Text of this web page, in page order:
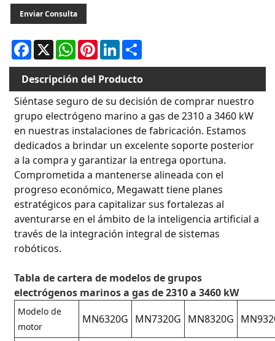
Enviar Consulta
Facebook
X WhatsApp
PinterestLinkedIn
Descripción del Producto
Siéntase seguro de su decisión de comprar nuestro
grupo electrógeno marino a gas de 2310 a 3460 kW
en nuestras instalaciones de fabricación. Estamos
dedicados a brindar un excelente soporte posterior
a la compra y garantizar la entrega oportuna.
Comprometida a mantenerse alineada con el
progreso económico, Megawatt tiene planes
estratégicos para capitalizar sus fortalezas al
aventurarse en el ámbito de la inteligencia artificial a
través de la integración integral de sistemas
robóticos.
Tabla de cartera de modelos de grupos
electrógenos marinos a gas de 2310 a 3460 kW
Modelo de
motor
MN6320G MN7320G MN8320G